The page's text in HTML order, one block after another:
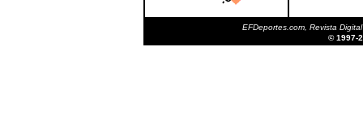
EFDeportes.com, Revista Digital
© 1997-